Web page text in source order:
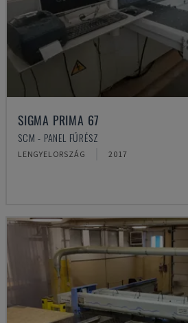
SIGMA PRIMA 67
SCM - PANEL FŰRÉSZ
LENGYELORSZÁG 2017